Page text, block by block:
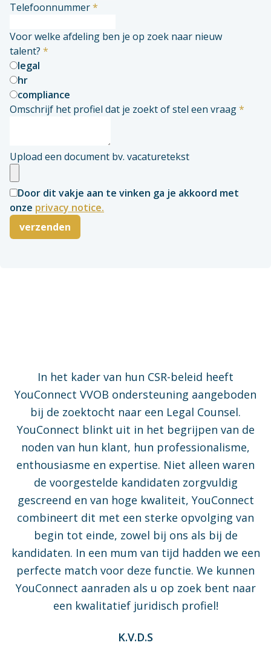
Telefoonnummer*
Voor welke afdeling ben je op zoek naar nieuw
talent? *
legal
hr
compliance
Omschrijf het profiel dat je zoekt of stel een vraag*
Upload een document bv. vacaturetekst
Door dit vakje aan te vinken ga je akkoord met
onze privacy notice.
verzenden
In het kader van hun CSR-beleid heeft
YouConnect VVOB ondersteuning aangeboden
bij de zoektocht naar een Legal Counsel.
YouConnect blinkt uit in het begrijpen van de
noden van hun klant, hun professionalisme,
enthousiasme en expertise. Niet alleen waren
de voorgestelde kandidaten zorgvuldig
gescreend en van hoge kwaliteit, YouConnect
combineert dit met een sterke opvolging van
begin tot einde, zowel bij ons als bij de
kandidaten. In een mum van tijd hadden we een
perfecte match voor deze functie. We kunnen
YouConnect aanraden als u op zoek bent naar
een kwalitatief juridisch profiel!
K.V.D.S